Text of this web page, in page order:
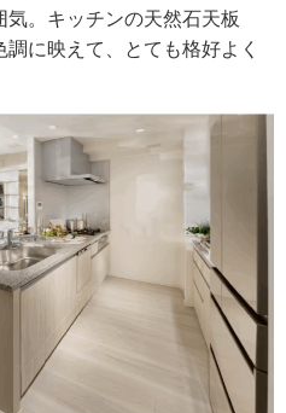
。キッチンの天然石天板
に映えて、とても格好よく